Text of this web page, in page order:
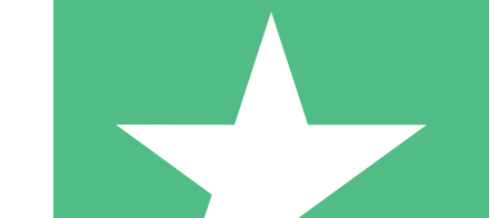
Individuelle Credit-Pakete
Zahlen Sie nach Bedarf mit Download-Credits. Keine
monatliche Verpflichtung erforderlich.